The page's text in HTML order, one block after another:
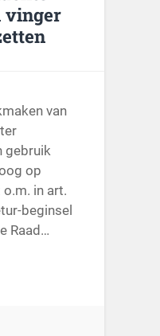
vinger
van
gebruik
op
in art.
beginsel
Raad…